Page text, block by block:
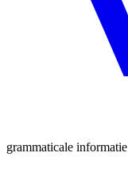
grammaticale informatie